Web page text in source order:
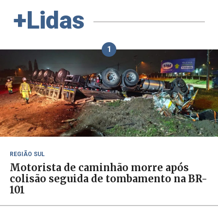
+Lidas
1
REGIÃO SUL
Motorista de caminhão morre após
colisão seguida de tombamento na BR-
101